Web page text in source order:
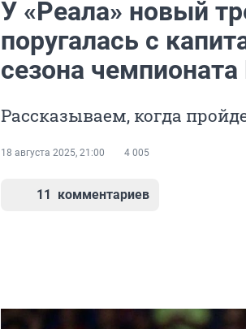
У «Реала» новый
поругалась с
сезона
Рассказываем, когда
18 августа 2025, 21:00 4 005
11 комментариев